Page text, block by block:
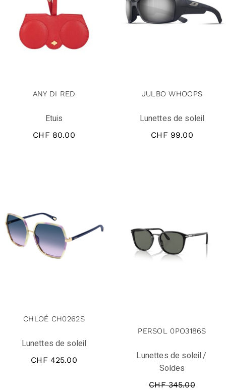
ANY DI RED
Etuis
CHF 80.00
JULBO WHOOPS
Lunettes de soleil
CHF 99.00
CHLOÉ CH0262S
Lunettes de soleil
CHF 425.00
PERSOL 0PO3186S
Lunettes de soleil
Soldes
CHF345.00